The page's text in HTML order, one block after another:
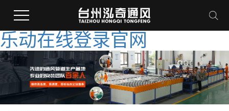
乐动在线登录官网